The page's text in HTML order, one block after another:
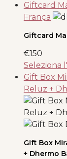
Giftcard
França
Giftcard
€150
Seleziona
Gift Box
Reluz +
Gift Box
+ Dhermo